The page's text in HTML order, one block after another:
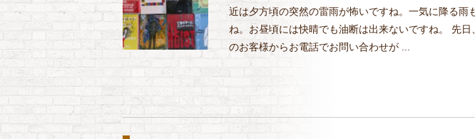
近は夕方頃の突然の雷雨が怖いですね。一気に降る雨
ね。お昼頃には快晴でも油断は出来ないですね。 先
のお客様からお電話でお問い合わせが ...